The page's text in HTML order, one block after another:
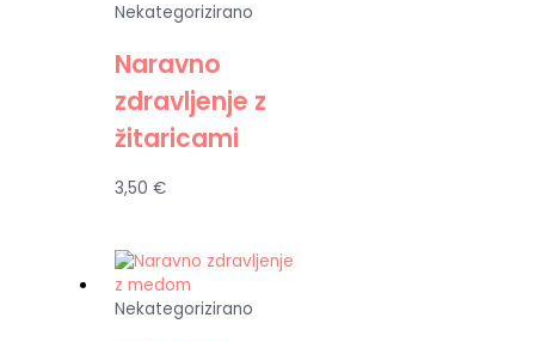
Nekategorizirano
Naravno
zdravljenje z
žitaricami
3,50€
Nekategorizirano